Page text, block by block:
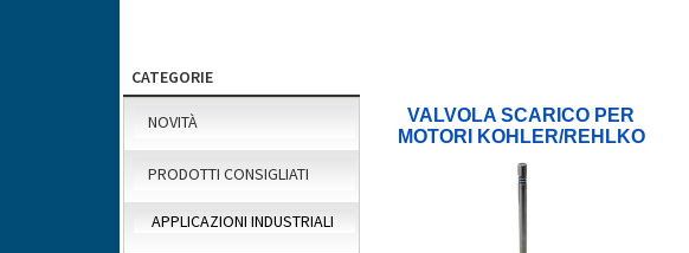
CATEGORIE
NOVITÀ
PRODOTTI CONSIGLIATI
APPLICAZIONI INDUSTRIALI
VALVOLA SCARICO PER
MOTORI KOHLER/REHLKO
LDW 442 LDW492 E4
LDW480 E4